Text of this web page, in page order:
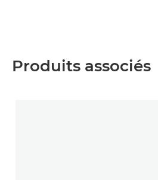
Produits associés